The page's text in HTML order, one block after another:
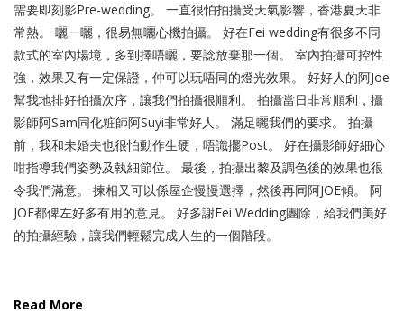
需要即刻影Pre-wedding。 一直很怕拍攝受天氣影響，香港夏天非
常熱。 曬一曬，很易無曬心機拍攝。 好在Fei wedding有很多不同
款式的室內場境，多到擇唔曬，要諗放棄那一個。 室內拍攝可控性
強，效果又有一定保證，仲可以玩唔同的燈光效果。 好好人的阿Joe
幫我地排好拍攝次序，讓我們拍攝很順利。 拍攝當日非常順利，攝
影師阿Sam同化粧師阿Suyi非常好人。 滿足曬我們的要求。 拍攝
前，我和未婚夫也很怕動作生硬，唔識擺Post。 好在攝影師好細心
咁指導我們姿勢及執細節位。 最後，拍攝出黎及調色後的效果也很
令我們滿意。 揀相又可以係屋企慢慢選擇，然後再同阿JOE傾。 阿
JOE都俾左好多有用的意見。 好多謝Fei Wedding團除，給我們美好
的拍攝經驗，讓我們輕鬆完成人生的一個階段。
Read More